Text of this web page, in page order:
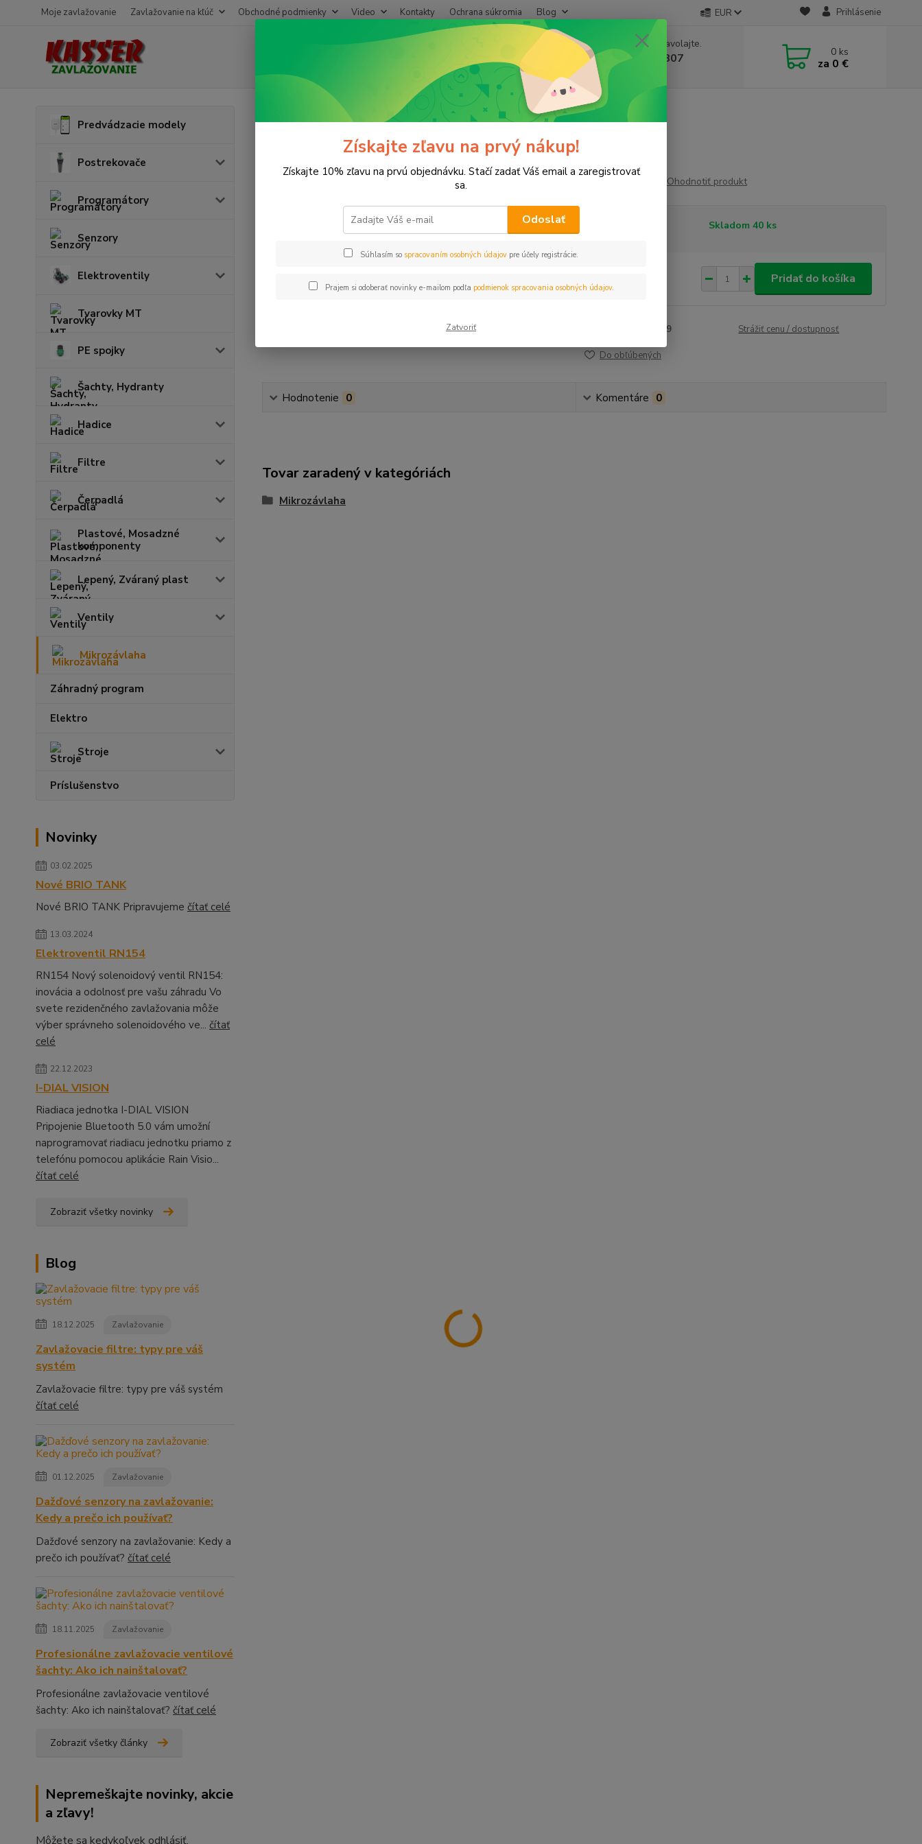
Moje zavlažovanie Zavlažovanie na kľúč Obchodné podmienky Video Kontakty Ochrana súkromia Blog EUR Prihlásenie
Neviete si rady? Zavolajte.
+421 911 131 807
(Po-Pia, 8-17 hod.)
0 ks
za 0 €
Predvádzacie modely
Postrekovače
Programátory
Senzory
Elektroventily
Tvarovky MT
PE spojky
Šachty, Hydranty
Hadice
Filtre
Čerpadlá
Plastové, Mosadzné
komponenty
Lepený, Zváraný plast
Ventily
Mikrozávlaha
Záhradný program
Elektro
Stroje
Príslušenstvo
Novinky
03.02.2025
Nové BRIO TANK
Nové BRIO TANK Pripravujeme čítať celé
13.03.2024
Elektroventil RN154
RN154 Nový solenoidový ventil RN154:
inovácia a odolnosť pre vašu záhradu Vo
svete rezidenčného zavlažovania môže
výber správneho solenoidového ve... čítať
celé
22.12.2023
I-DIAL VISION
Riadiaca jednotka I-DIAL VISION
Pripojenie Bluetooth 5.0 vám umožní
naprogramovať riadiacu jednotku priamo z
telefónu pomocou aplikácie Rain Visio...
čítať celé
Zobraziť všetky novinky
Blog
18.12.2025 Zavlažovanie
Zavlažovacie filtre: typy pre váš
systém
Zavlažovacie filtre: typy pre váš systém
čítať celé
01.12.2025 Zavlažovanie
Dažďové senzory na zavlažovanie:
Kedy a prečo ich používať?
Dažďové senzory na zavlažovanie: Kedy a
prečo ich používať? čítať celé
18.11.2025 Zavlažovanie
Profesionálne zavlažovacie ventilové
šachty: Ako ich nainštalovať?
Profesionálne zavlažovacie ventilové
šachty: Ako ich nainštalovať? čítať celé
Zobraziť všetky články
Nepremeškajte novinky, akcie
a zľavy!
Môžete sa kedykoľvek odhlásiť.
Mikrozávlaha Mikro postr. OVÁL 90 l/h, 5,0m x2,8m
Mikro postr. OVÁL 90 l/h, 5,0m x2,8m
Ohodnotiť produkt
Skladom 40 ks
0,66 €
Pridať do košíka
1829 Strážiť cenu / dostupnosť
Do obľúbených
Hodnotenie 0 Komentáre 0
Tovar zaradený v kategóriách
Mikrozávlaha
Získajte zľavu na prvý nákup!
Získajte 10% zľavu na prvú objednávku. Stačí zadať Váš email a zaregistrovať
sa.
Odoslať
Súhlasím so spracovaním osobných údajov pre účely registrácie.
Prajem si odoberať novinky e-mailom podľa podmienok spracovania osobných údajov.
Zatvoriť